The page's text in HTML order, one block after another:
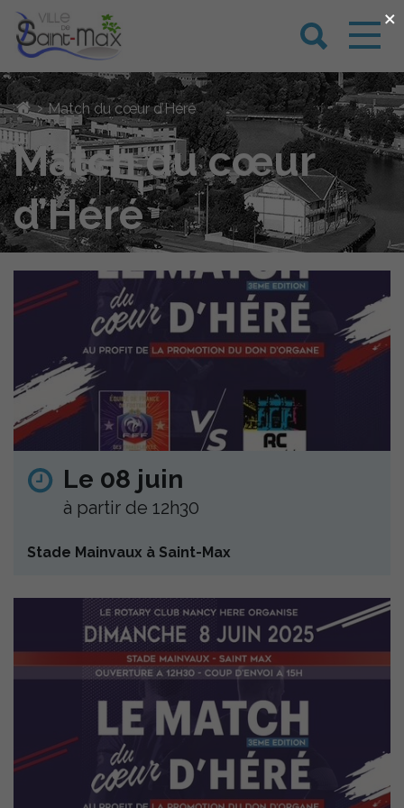
› Match du cœur d’Héré
Match du cœur
d’Héré
Le 08 juin
à partir de 12h30
Stade Mainvaux à Saint-Max
×